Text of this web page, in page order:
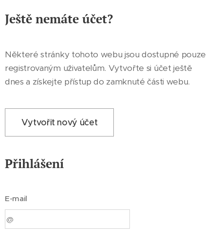
Ještě nemáte účet?
Některé stránky tohoto webu jsou dostupné pouze
registrovaným uživatelům. Vytvořte si účet ještě
dnes a získejte přístup do zamknuté části webu.
Vytvořit nový účet
Přihlášení
E-mail